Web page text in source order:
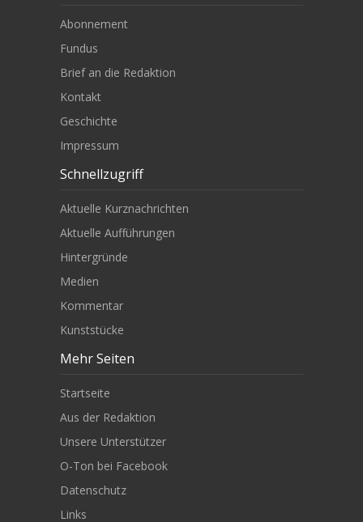
Abonnement
Fundus
Brief an die Redaktion
Kontakt
Geschichte
Impressum
Schnellzugriff
Aktuelle Kurznachrichten
Aktuelle Aufführungen
Hintergründe
Medien
Kommentar
Kunststücke
Mehr Seiten
Startseite
Aus der Redaktion
Unsere Unterstützer
O-Ton bei Facebook
Datenschutz
Links